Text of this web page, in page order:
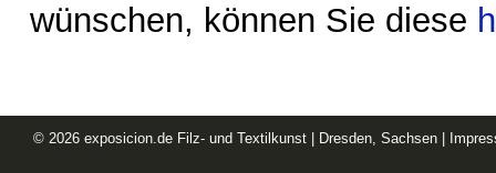
wünschen, können Sie diese
© 2026 exposicion.de Filz- und Textilkunst | Dresden, Sachsen |